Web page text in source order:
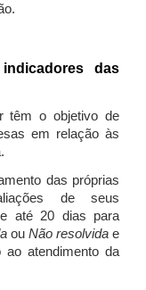
das
têm o objetivo de
em relação às
das próprias
de seus
até 20 dias para
ou Não resolvida e
atendimento da